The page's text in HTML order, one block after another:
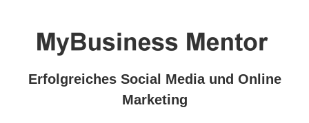
Erfolgreiches Social Media und Online
Marketing